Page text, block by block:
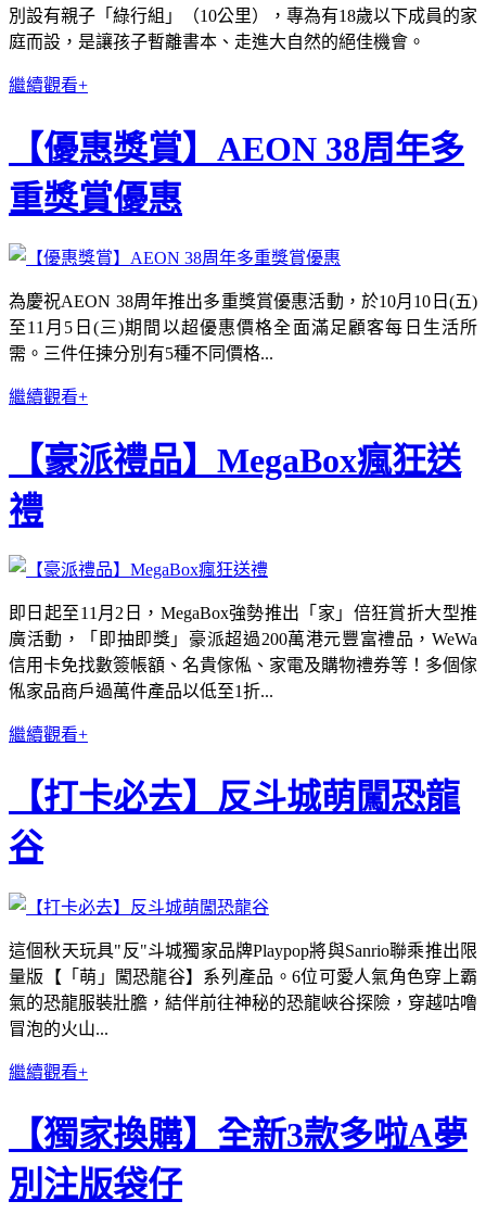
別設有親子「綠行組」（10公里），專為有18歲以下成員的家
庭而設，是讓孩子暫離書本、走進大自然的絕佳機會。
繼續觀看+
【優惠獎賞】AEON 38周年多
重獎賞優惠
為慶祝AEON 38周年推出多重獎賞優惠活動，於10月10日(五)
至11月5日(三)期間以超優惠價格全面滿足顧客每日生活所
需。三件任揀分別有5種不同價格...
繼續觀看+
【豪派禮品】MegaBox瘋狂送
禮
即日起至11月2日，MegaBox強勢推出「家」倍狂賞折大型推
廣活動，「即抽即獎」豪派超過200萬港元豐富禮品，WeWa
信用卡免找數簽帳額、名貴傢俬、家電及購物禮券等！多個傢
俬家品商戶過萬件產品以低至1折...
繼續觀看+
【打卡必去】反斗城萌闖恐龍
谷
這個秋天玩具"反"斗城獨家品牌Playpop將與Sanrio聯乘推出限
量版【「萌」闖恐龍谷】系列產品。6位可愛人氣角色穿上霸
氣的恐龍服裝壯膽，結伴前往神秘的恐龍峽谷探險，穿越咕噜
冒泡的火山...
繼續觀看+
【獨家換購】全新3款多啦A夢
別注版袋仔